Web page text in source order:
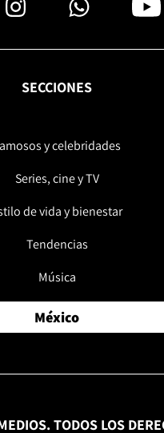
SECCIONES
y celebridades
Series, cine y TV
de vida y bienestar
Tendencias
Música
México
TODOS LOS